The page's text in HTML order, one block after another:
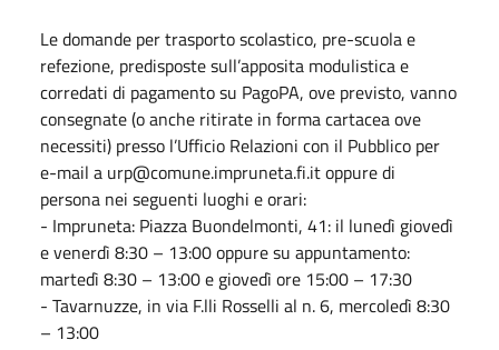
Le domande per trasporto scolastico, pre-scuola e
refezione, predisposte sull’apposita modulistica e
corredati di pagamento su PagoPA, ove previsto, vanno
consegnate (o anche ritirate in forma cartacea ove
necessiti) presso l’Ufficio Relazioni con il Pubblico per
e-mail a urp@comune.impruneta.fi.it oppure di
persona nei seguenti luoghi e orari:
- Impruneta: Piazza Buondelmonti, 41: il lunedì giovedì
e venerdì 8:30 – 13:00 oppure su appuntamento:
martedì 8:30 – 13:00 e giovedì ore 15:00 – 17:30
- Tavarnuzze, in via F.lli Rosselli al n. 6, mercoledì 8:30
– 13:00